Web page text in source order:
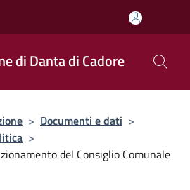
di Danta di Cadore
> Documenti e dati >
>
del Consiglio Comunale